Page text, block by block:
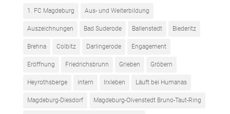
1. FC Magdeburg Aus- und Weiterbildung
Auszeichnungen Bad Suderode Ballenstedt Biederitz
Brehna Colbitz Darlingerode Engagement
Eröffnung Friedrichsbrunn Grieben Gröbern
Heyrothsberge intern Irxleben Läuft bei Humanas
Magdeburg-Diesdorf Magdeburg-Olvenstedt Bruno-Taut-Ring